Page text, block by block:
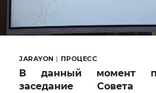
JARAYON | ПРОЦЕСС
В данный момент
заседание Совета